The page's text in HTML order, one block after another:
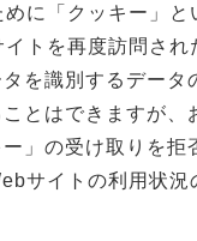
に「クッキー」
トを再度訪問さ
を識別するデータ
とはできますが、
」の受け取りを拒
サイトの利用状